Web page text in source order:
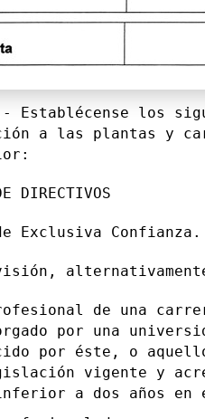
los
a las plantas y
Confianza.
de una carrera
por una
por éste, o
vigente y
a dos años